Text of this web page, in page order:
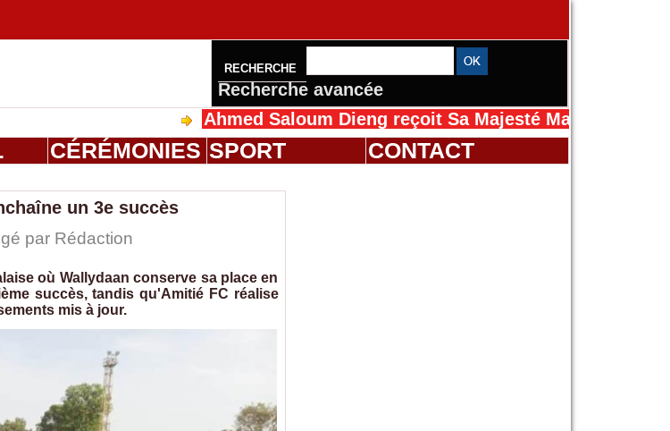
RECHERCHE
Recherche avancée
Ahmed Saloum Dieng reçoit Sa Majesté Mansah Cissé au
CÉRÉMONIES SPORT CONTACT
un 3e succès
par Rédaction
où Wallydaan conserve sa place en
succès, tandis qu'Amitié FC réalise
mis à jour.